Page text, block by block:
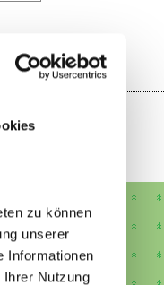
zu können
unserer
Informationen
Ihrer Nutzung